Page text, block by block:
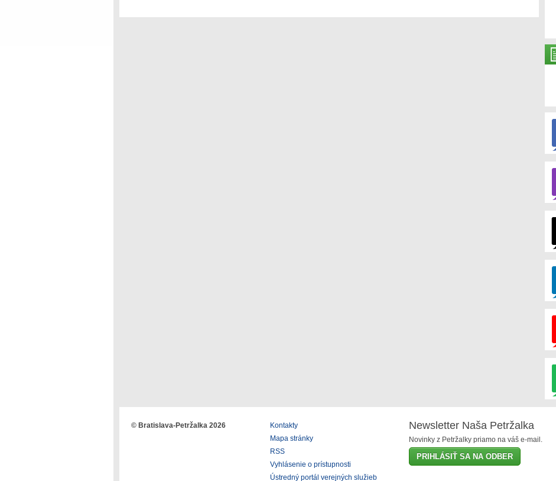
© Bratislava-Petržalka 2026
Kontakty
Mapa stránky
RSS
Vyhlásenie o prístupnosti
Ústredný portál verejných služieb
Newsletter Naša Petržalka
Novinky z Petržalky priamo na váš e-mail.
PRIHLÁSIŤ SA NA ODBER